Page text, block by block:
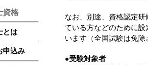
資格
とは
申込み
なお、別途、資格認定
ている方などのために
います（全国試験は免除
●受験対象者